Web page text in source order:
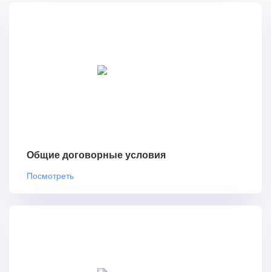
Общие договорные условия
Посмотреть